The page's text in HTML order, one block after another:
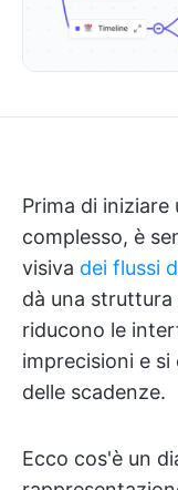
Prima di
complesso, è
visiva dei flussi
dà una
riducono le
imprecisioni e
delle scadenze.
Ecco cos'è un